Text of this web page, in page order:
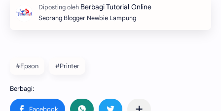
Seorang Blogger Newbie Lampung
#Epson #Printer